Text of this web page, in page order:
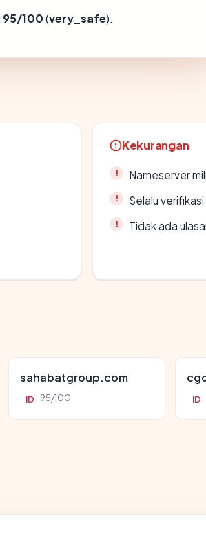
95/100(very_safe).
Kekurangan
Nameserver
Selalu
Tidak ada
sahabatgroup.com
ID 95/100 ID